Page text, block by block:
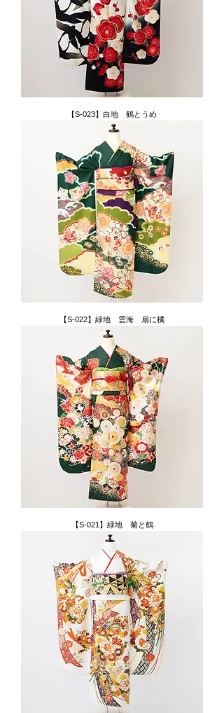
【S-023】白地 鶴とうめ
【S-022】緑地 雲海 扇に橘
【S-021】緑地 菊と鶴